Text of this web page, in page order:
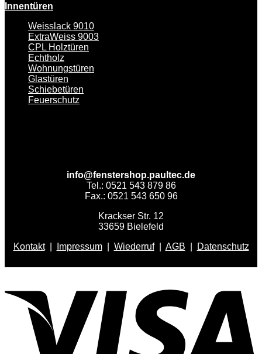
Innentüren
Weisslack 9010
ExtraWeiss 9003
CPL Holztüren
Echtholz
Wohnungstüren
Glastüren
Schiebetüren
Feuerschutz
info@fenstershop.paultec.de
Tel.: 0521 543 879 86
Fax.: 0521 543 650 96
Krackser Str. 12
33659 Bielefeld
Kontakt| Impressum| Wiederruf| AGB Datenschutz